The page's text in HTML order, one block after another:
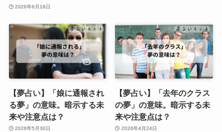
2026年6月18日
【夢占い】「娘に通報され
る夢」の意味。暗示する未
来や注意点は？
2026年5月30日
【夢占い】「去年のクラス
の夢」の意味。暗示する未
来や注意点は？
2026年4月24日